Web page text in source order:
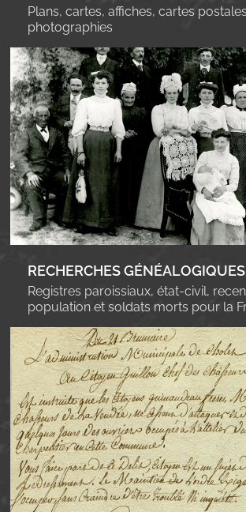
Plans, cartes, affiches, cartes
photographies
RECHERCHES GÉNÉALOGIQUES
Registres paroissiaux, état-civil,
population et soldats morts pour la